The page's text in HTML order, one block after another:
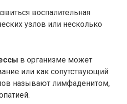
воспалительная
узлов или несколько
в организме может
или как сопутствующий
называют лимфаденитом,